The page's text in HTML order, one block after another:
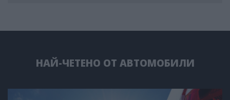
НАЙ-ЧЕТЕНО ОТ АВТОМОБИЛИ